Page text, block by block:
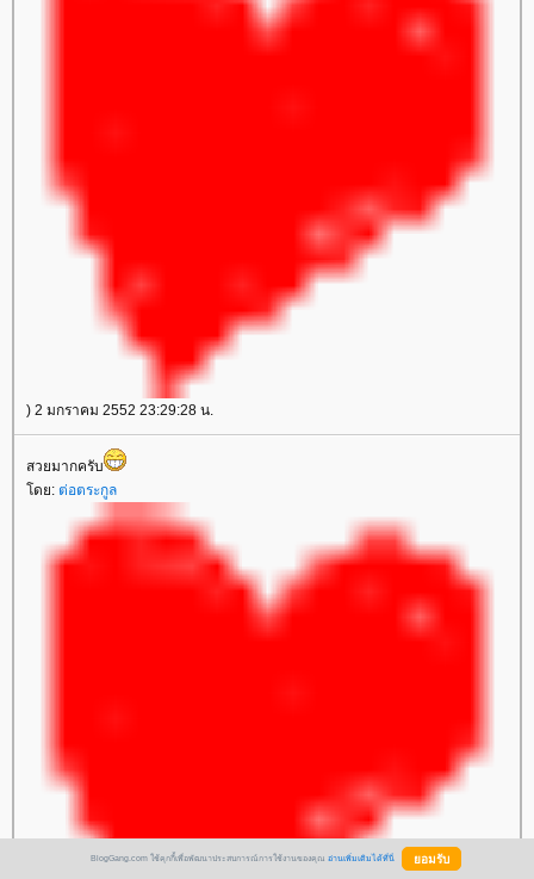
) 2 มกราคม 2552 23:29:28 น.
สวยมากครับ
โดย: ต่อตระกูล
BlogGang.com ใช้คุกกี้เพื่อพัฒนาประสบการณ์การใช้งานของคุณ อ่านเพิ่มเติมได้ที่นี่